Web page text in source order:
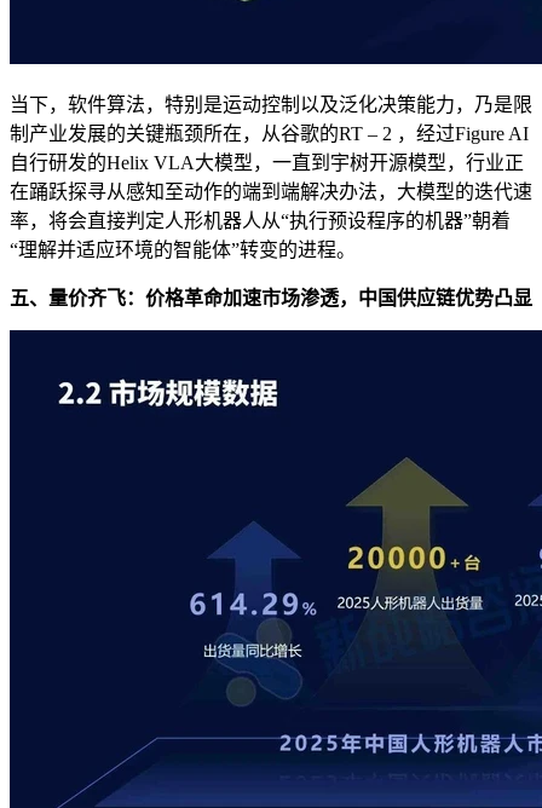
当下，软件算法，特别是运动控制以及泛化决策能力，乃是限
制产业发展的关键瓶颈所在，从谷歌的RT – 2 ，经过Figure AI
自行研发的Helix VLA大模型，一直到宇树开源模型，行业正
在踊跃探寻从感知至动作的端到端解决办法，大模型的迭代速
率，将会直接判定人形机器人从“执行预设程序的机器”朝着
“理解并适应环境的智能体”转变的进程。
五、量价齐飞：价格革命加速市场渗透，中国供应链优势凸显